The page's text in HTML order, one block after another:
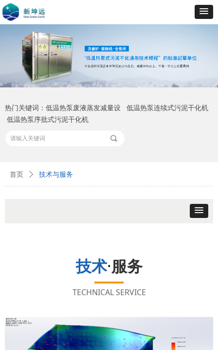
首页 ꄲ 技术与服务
技术·服务
TECHNICAL SERVICE
热门关键词：低温热泵废液蒸发减量设 低温热泵连续式污泥干化机
低温热泵序批式污泥干化机
끠